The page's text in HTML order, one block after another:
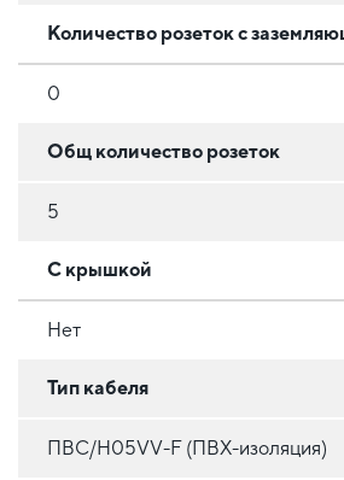
Количество розеток с
0
Общ количество розеток
5
С крышкой
Нет
Тип кабеля
ПВС/H05VV-F (ПВХ-изоляция)